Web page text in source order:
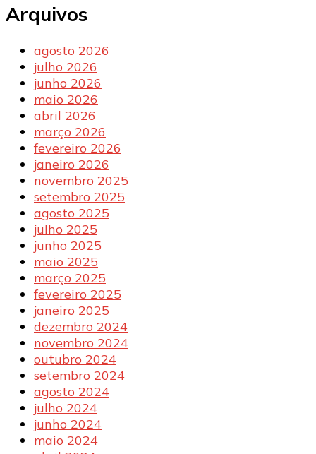
Arquivos
agosto 2026
julho 2026
junho 2026
maio 2026
abril 2026
março 2026
fevereiro 2026
janeiro 2026
novembro 2025
setembro 2025
agosto 2025
julho 2025
junho 2025
maio 2025
março 2025
fevereiro 2025
janeiro 2025
dezembro 2024
novembro 2024
outubro 2024
setembro 2024
agosto 2024
julho 2024
junho 2024
maio 2024